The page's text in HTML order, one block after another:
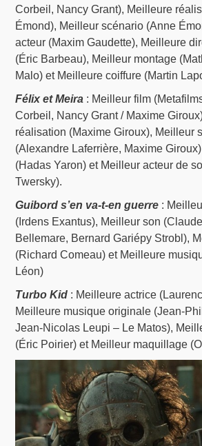
Corbeil, Nancy Grant), Meilleure
Émond), Meilleur scénario (Anne
acteur (Maxim Gaudette), Meilleure
(Éric Barbeau), Meilleur montage
Malo) et Meilleure coiffure (Martin
Félix et Meira : Meilleur film
Corbeil, Nancy Grant / Maxime
réalisation (Maxime Giroux), Meilleur
(Alexandre Laferrière, Maxime
(Hadas Yaron) et Meilleur acteur de
Twersky).
Guibord s’en va-t-en guerre :
(Irdens Exantus), Meilleur son
Bellemare, Bernard Gariépy Strobl),
(Richard Comeau) et Meilleure
Léon)
Turbo Kid : Meilleure actrice
Meilleure musique originale (Jean-
Jean-Nicolas Leupi – Le Matos),
(Éric Poirier) et Meilleur maquillage